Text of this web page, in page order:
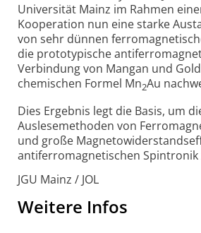
Universität Mainz im Rahmen
Koopera­tion nun eine starke
von sehr dünnen
die prototypische
Verbindung von Mangan und
chemischen Formel Mn2Au
Dies Ergebnis legt die Basis, um
Auslese­methoden von
und große
antiferro­magnetischen Spintronik
JGU Mainz / JOL
Weitere Infos